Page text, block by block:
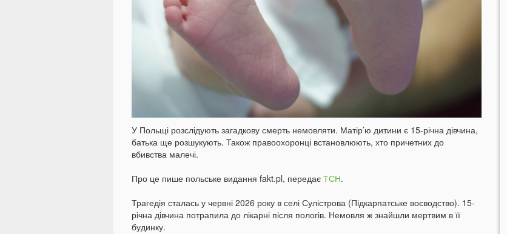
У Польщі розслідують загадкову смерть немовляти. Матір’ю дитини є 15-річна дівчина,
батька ще розшукують. Також правоохоронці встановлюють, хто причетних до
вбивства малечі.
Про це пише польське видання fakt.pl, передає ТСН.
Трагедія сталась у червні 2026 року в селі Сулістрова (Підкарпатське воєводство). 15-
річна дівчина потрапила до лікарні після пологів. Немовля ж знайшли мертвим в її
будинку.